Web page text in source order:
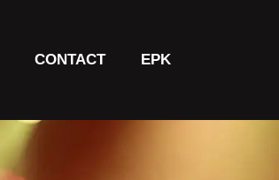
CONTACT EPK